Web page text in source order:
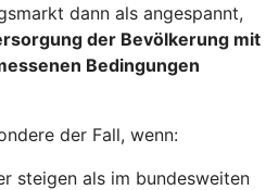
dann als angespannt,
der Bevölkerung mit
Bedingungen
der Fall, wenn:
steigen als im bundesweiten